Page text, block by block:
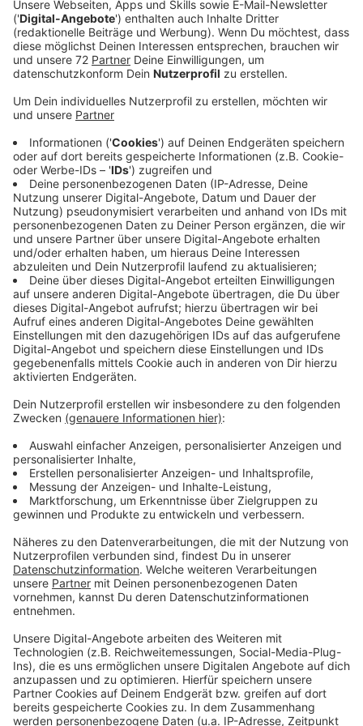
Virtual Reality Schnorcheln geht zum Beispiel in
Osnabrück und den NEW-Bädern in Mönchengladbach,
Viersen und Grevenbroich. Da könnt ihr Korallenriffe
normale Taucherbrille und einen Schnorchel. An die
Wasserfesten Gehäuse angebracht. Damit wird dann
ein Unterwasserfilm abgespielt. Insgesamt gibt es
zwei verschiedenen Filme, die gehen jeweils ca. 5 min
lang. Der eine Film wurde von Tauchern mit einer 360
Grad Kamera Unterwasser aufgenommen.
Weitere Infos
Anzeige
Wir benötigen Ihre
Video-Service zu laden!
Wir verwenden einen Service eines
Drittanbieters, um Videoinhalte
einzubetten. Dieser Service kann
Daten zu Ihren Aktivitäten
sammeln. Bitte lesen Sie die
Details durch und stimmen Sie der
Nutzung des Service zu, um dieses
Video anzusehen.
Mehr Informationen
Akzeptieren
powered byUsercentrics Consent
Management Platform
Mönchengladbach
Anzeige